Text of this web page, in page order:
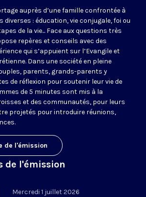
auprès d’une famille confrontée à
diverses : éducation, vie conjugale, foi ou
de la vie... Face aux questions très
repères et conseils avec des
qui s’appuient sur l’Evangile et
Dans une société en pleine
parents, grands-parents y
de réflexion pour soutenir leur vie de
de 5 minutes sont mis à la
et des communautés, pour leurs
projetés pour introduire réunions,
de l'émission
de l'émission
Mercredi 1 juillet 2026